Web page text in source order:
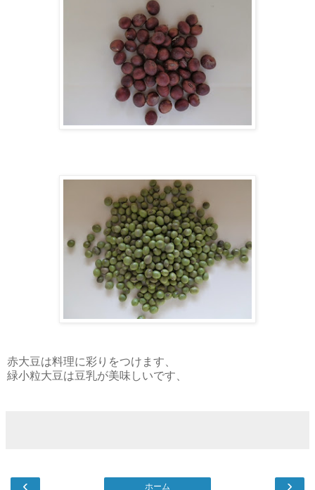
赤大豆は料理に彩りをつけます、
緑小粒大豆は豆乳が美味しいです、
‹ ›
ホーム